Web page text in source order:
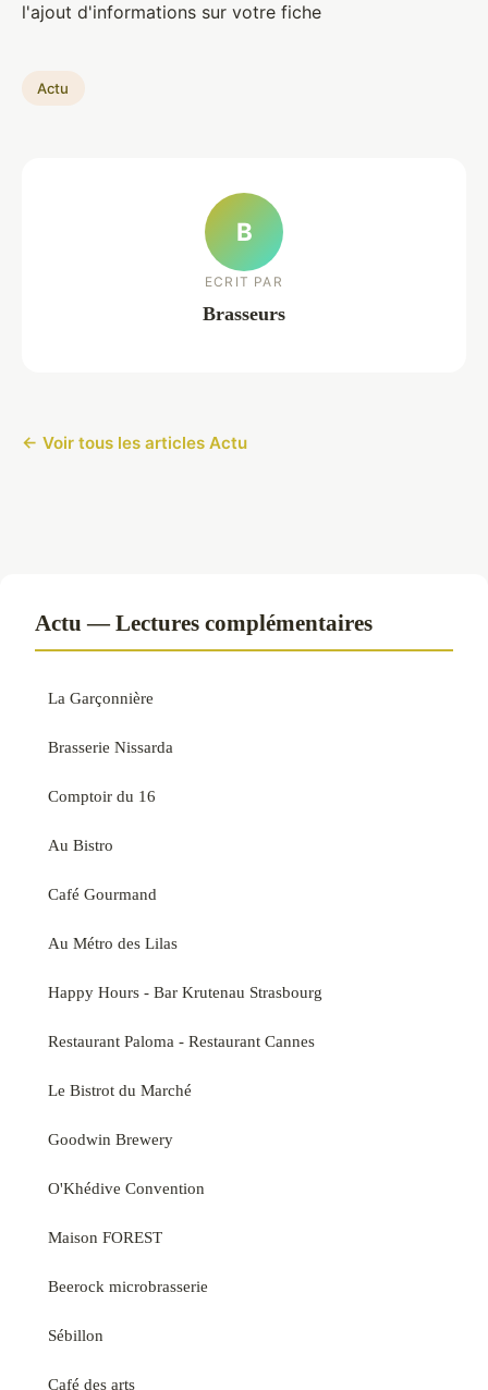
l'ajout d'informations sur votre fiche
Actu
B
ECRIT PAR
Brasseurs
← Voir tous les articles Actu
Actu — Lectures complémentaires
La Garçonnière
Brasserie Nissarda
Comptoir du 16
Au Bistro
Café Gourmand
Au Métro des Lilas
Happy Hours - Bar Krutenau Strasbourg
Restaurant Paloma - Restaurant Cannes
Le Bistrot du Marché
Goodwin Brewery
O'Khédive Convention
Maison FOREST
Beerock microbrasserie
Sébillon
Café des arts